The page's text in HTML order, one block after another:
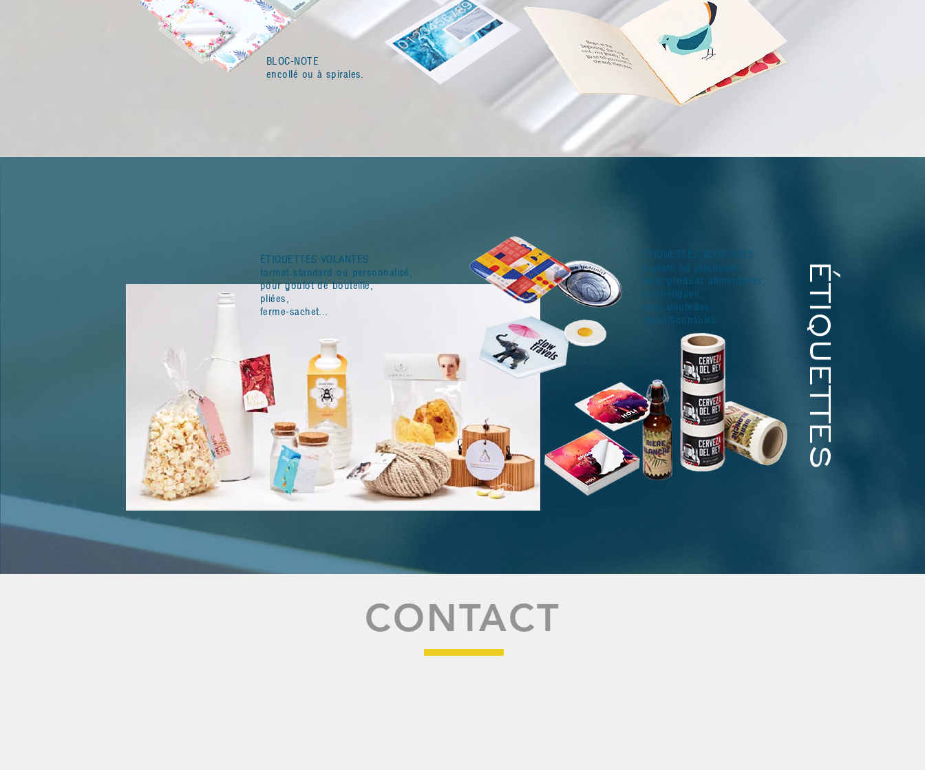
BLOC-NOTE
encollé ou à spirales.
ÉTIQUETTES ADHÉSIVES
papiers ou plastiques,
pour produits alimentaires,
cosmétiques,
pour bouteilles,
repositionnables...
ÉTIQUETTES VOLANTES
format standard ou personnalisé,
pour goulot de bouteille,
pliées,
ferme-sachet...
ÉTIQUETTES
CONTACT